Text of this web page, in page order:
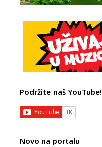
Podržite naš YouTube!
Novo na portalu